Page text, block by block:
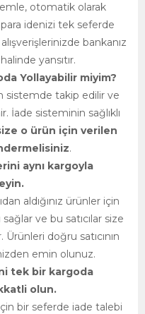
otomatik olarak
para idenizi tek seferde
bankanız
yansıtır.
Yollayabilir miyim?
sistemde takip edilir ve
İade sisteminin sağlıklı
o ürün için verilen
.
aynı kargoyla
aldığınız ürünler için
ve bu satıcılar size
doğru satıcının
emin olunuz.
tek bir kargoda
olun.
bir seferde iade talebi